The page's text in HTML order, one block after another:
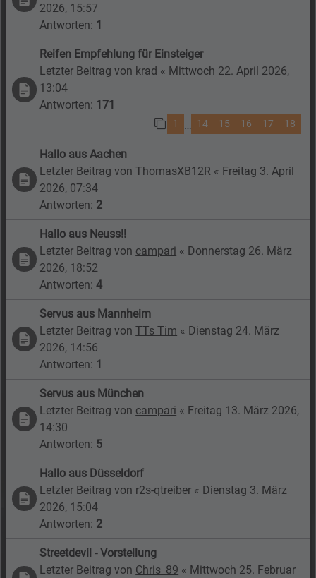
2026, 15:57
Antworten: 1
Reifen Empfehlung für Einsteiger
Letzter Beitrag von krad « Mittwoch 22. April 2026,
13:04
Antworten: 171
1 … 14 15 16 17 18
Hallo aus Aachen
Letzter Beitrag vonThomasXB12R « Freitag 3. April
2026, 07:34
Antworten: 2
Hallo aus Neuss!!
Letzter Beitrag von campari « Donnerstag 26. März
2026, 18:52
Antworten:4
Servus aus Mannheim
Letzter Beitrag vonTTs Tim « Dienstag 24. März
2026, 14:56
Antworten: 1
Servus aus München
Letzter Beitrag von campari « Freitag 13. März 2026,
14:30
Antworten: 5
Hallo aus Düsseldorf
Letzter Beitrag von r2s-qtreiber « Dienstag 3. März
2026, 15:04
Antworten: 2
Streetdevil - Vorstellung
Letzter Beitrag von Chris_89 « Mittwoch 25. Februar